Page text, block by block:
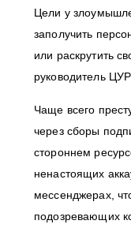
Цели у
заполучить
или раскрутить
руководитель
Чаще всего
через сборы
стороннем
ненастоящих
мессенджерах,
подозревающих